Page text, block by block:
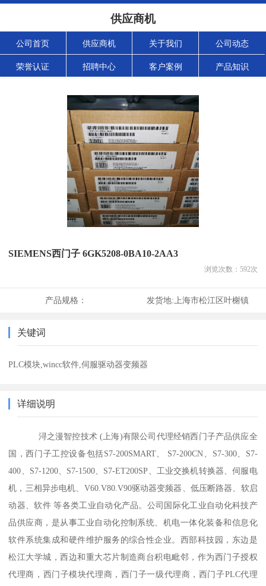
供应商机
公司首页 供应商机 关于我们 公司动态
荣誉认证 招聘中心 客户案例 产品知识
SIEMENS西门子 6GK5208-0BA10-2AA3
浏览次数： 592次
产品规格： 发货地: 上海市松江区叶榭镇
关键词
PLC模块,wincc软件,伺服驱动器变频器
详细说明
浔之漫智控技术 (上海)有限公司代理经销西门子产品供应全
国，西门子工控设备包括S7-200SMART、 S7-200CN、S7-300、S7-
400、S7-1200、S7-1500、S7-ET200SP、工业交换机转换器、伺服电
机，三相异步电机、V60.V80.V90驱动器变频器、低压断路器、软启
动器、软件 等各类工业自动化产品。公司国际化工业自动化科技产
品供应商，是从事工业自动化控制系统、机电一体化装备和信息化
软件系统集成和硬件维护服务的综合性企业。西部科技园，东边是
松江大学城，西边和重大芯片制造商台积电毗邻，作为西门子授权
代理商，西门子模块代理商，西门子一级代理商，西门子PLC代理